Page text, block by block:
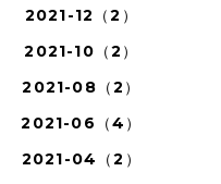
2021-12（2）
2021-10（2）
2021-08（2）
2021-06（4）
2021-04（2）